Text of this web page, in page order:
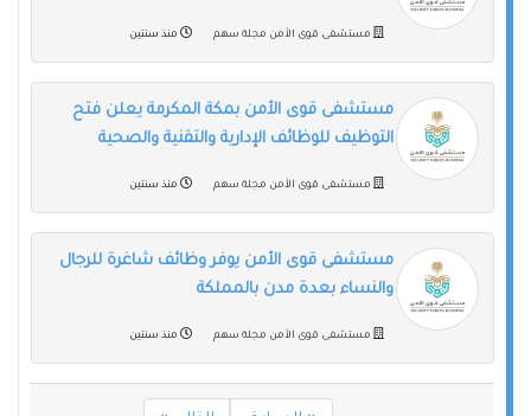
مستشفى قوى الأمن مجلة سهم منذ سنتين
مستشفى قوى الأمن بمكة المكرمة يعلن فتح
التوظيف للوظائف الإدارية والتقنية والصحية
مستشفى قوى الأمن مجلة سهم منذ سنتين
مستشفى قوى الأمن يوفر وظائف شاغرة للرجال
والنساء بعدة مدن بالمملكة
مستشفى قوى الأمن مجلة سهم منذ سنتين